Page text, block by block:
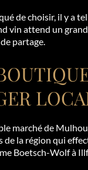
de choisir, il y a
vin attend un
partage.
marché de
de la région qui
Boetsch-Wolf à